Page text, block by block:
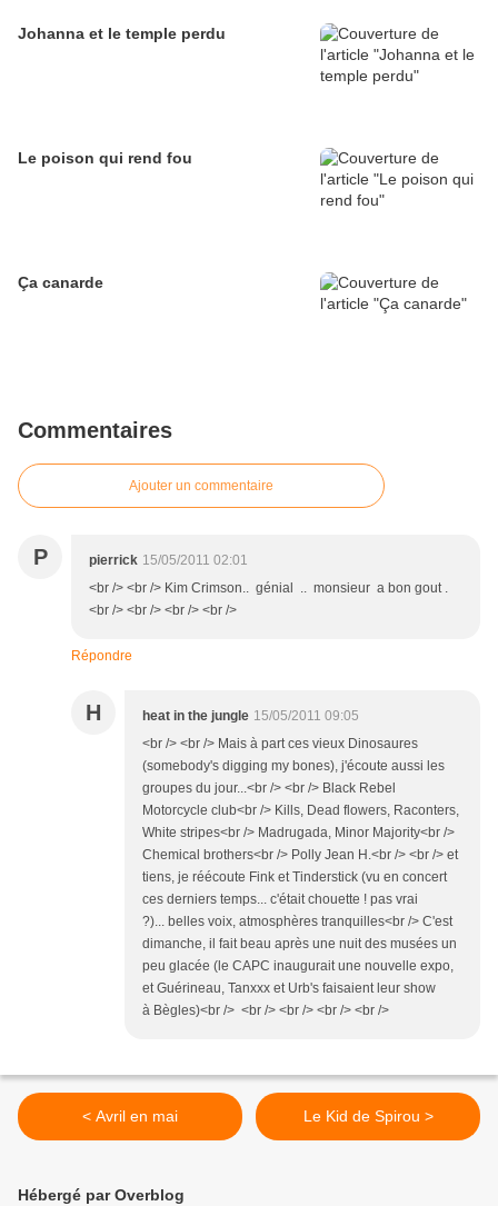
Johanna et le temple perdu
Le poison qui rend fou
Ça canarde
Commentaires
Ajouter un commentaire
P pierrick 15/05/2011 02:01
<br /> <br /> Kim Crimson.. génial .. monsieur a bon gout .
<br /> <br /> <br /> <br />
Répondre
H heat in the jungle 15/05/2011 09:05
<br /> <br /> Mais à part ces vieux Dinosaures
(somebody's digging my bones), j'écoute aussi les
groupes du jour...<br /> <br /> Black Rebel
Motorcycle club<br /> Kills, Dead flowers, Raconters,
White stripes<br /> Madrugada, Minor Majority<br />
Chemical brothers<br /> Polly Jean H.<br /> <br /> et
tiens, je réécoute Fink et Tinderstick (vu en concert
ces derniers temps... c'était chouette ! pas vrai
?)... belles voix, atmosphères tranquilles<br /> C'est
dimanche, il fait beau après une nuit des musées un
peu glacée (le CAPC inaugurait une nouvelle expo,
et Guérineau, Tanxxx et Urb's faisaient leur show
à Bègles)<br /> <br /> <br /> <br /> <br />
< Avril en mai Le Kid de Spirou >
Hébergé par Overblog